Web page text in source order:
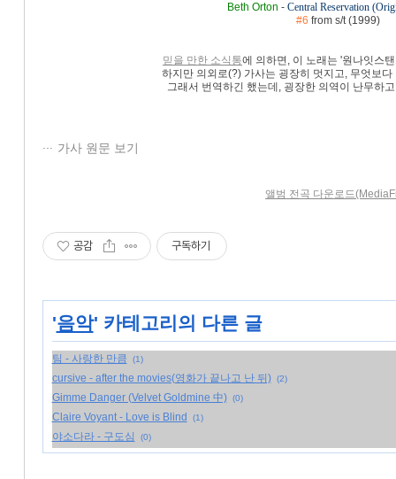
Beth Orton - Central Reservation
#6 from s/t (1999)
믿을 만한 소식통에 의하면, 이 노래는 '원나잇스
하지만 의외로(?) 가사는 굉장히 멋지고, 무엇보
그래서 번역하긴 했는데, 굉장한 의역이 난무하
가사 원문 보기
앨범 전곡 다운로드
공감 구독하기
'음악' 카테고리의 다른 글
팀 - 사랑한 만큼 (1)
cursive - after the movies(영화가 끝나고 난 뒤) (2)
Gimme Danger (Velvet Goldmine 中) (0)
Claire Voyant - Love is Blind (1)
야소다라 - 구도심 (0)